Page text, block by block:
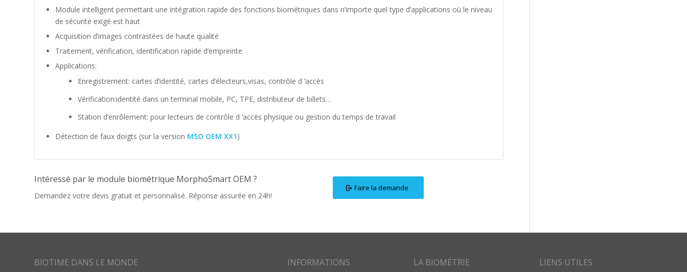
Module intelligent permettant une intégration rapide des fonctions biométriques dans n’importe quel type d’applications où le niveau
de sécurité exigé est haut
Acquisition d’images contrastées de haute qualité
Traitement, vérification, identification rapide d’empreinte
Applications:
Enregistrement: cartes d’identité, cartes d’électeurs,visas, contrôle d ‘accès
Vérification:identité dans un terminal mobile, PC, TPE, distributeur de billets…
Station d’enrôlement: pour lecteurs de contrôle d ‘accès physique ou gestion du temps de travail
Détection de faux doigts (sur la version MSO OEM XX1)
Intéressé par le module biométrique MorphoSmart OEM ?
Demandez votre devis gratuit et personnalisé. Réponse assurée en 24h!
Faire la demande
BIOTIME DANS LE MONDE INFORMATIONS LA BIOMÉTRIE LIENS UTILES